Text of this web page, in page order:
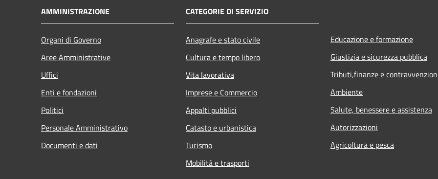
AMMINISTRAZIONE
Organi di Governo
Aree Amministrative
Uffici
Enti e fondazioni
Politici
Personale Amministrativo
Documenti e dati
CATEGORIE DI SERVIZIO
Anagrafe e stato civile
Cultura e tempo libero
Vita lavorativa
Imprese e Commercio
Appalti pubblici
Catasto e urbanistica
Turismo
Mobilità e trasporti
Educazione e formazione
Giustizia e sicurezza pubblica
Tributi,finanze e
Ambiente
Salute, benessere e assistenza
Autorizzazioni
Agricoltura e pesca